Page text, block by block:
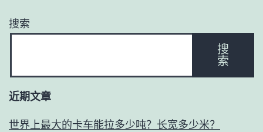
搜索
搜
索
近期文章
世界上最大的卡车能拉多少吨？长宽多少米？